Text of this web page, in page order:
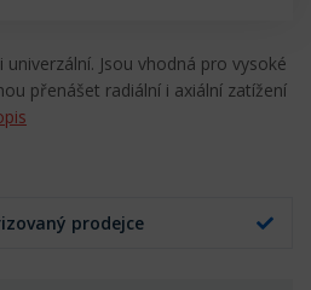
Jsou vhodná pro vysoké
přenášet radiální i axiální zatížení
prodejce